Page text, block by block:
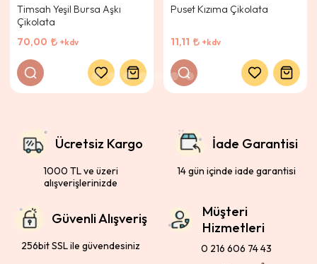
Timsah Yeşil Bursa Aşkı
Çikolata
70,00
+kdv
Puset Kızıma Çikolata
11,11 +kdv
Ücretsiz Kargo
1000 TL ve üzeri
alışverişlerinizde
İade Garantisi
14 gün içinde iade garantisi
Güvenli Alışveriş
256bit SSL ile güvendesiniz
Müşteri
Hizmetleri
0 216 606 74 43